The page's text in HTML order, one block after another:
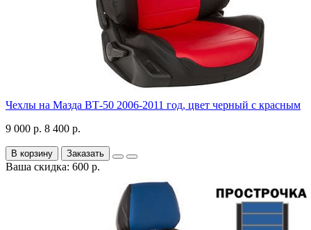
Чехлы на Мазда ВТ-50 2006-2011 год, цвет черный с красным
9 000 р. 8 400 р.
В корзину Заказать
Ваша скидка: 600 р.